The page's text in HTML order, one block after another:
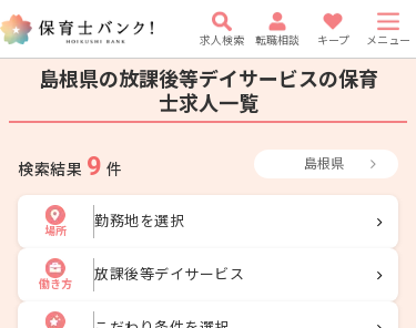
求人検索 転職相談 キープ メニュー
島根県の放課後等デイサービスの保育
士求人一覧
検索結果 9 件 島根県
場所
勤務地を選択
働き方
放課後等デイサービス